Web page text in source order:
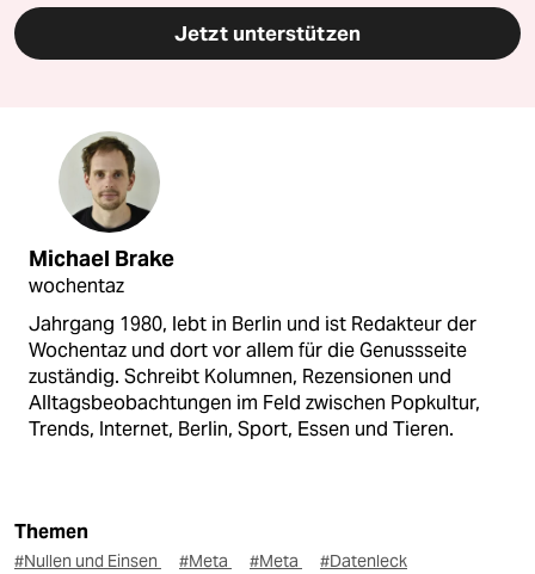
Jetzt unterstützen
Michael Brake
wochentaz
Jahrgang 1980, lebt in Berlin und ist Redakteur der
Wochentaz und dort vor allem für die Genussseite
zuständig. Schreibt Kolumnen, Rezensionen und
Alltagsbeobachtungen im Feld zwischen Popkultur,
Trends, Internet, Berlin, Sport, Essen und Tieren.
Themen
#Nullen und Einsen #Meta #Meta #Datenleck